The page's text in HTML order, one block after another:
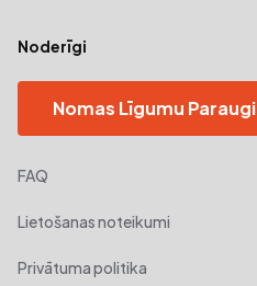
Noderīgi
Nomas Līgumu Paraugi
FAQ
Lietošanas noteikumi
Privātuma politika